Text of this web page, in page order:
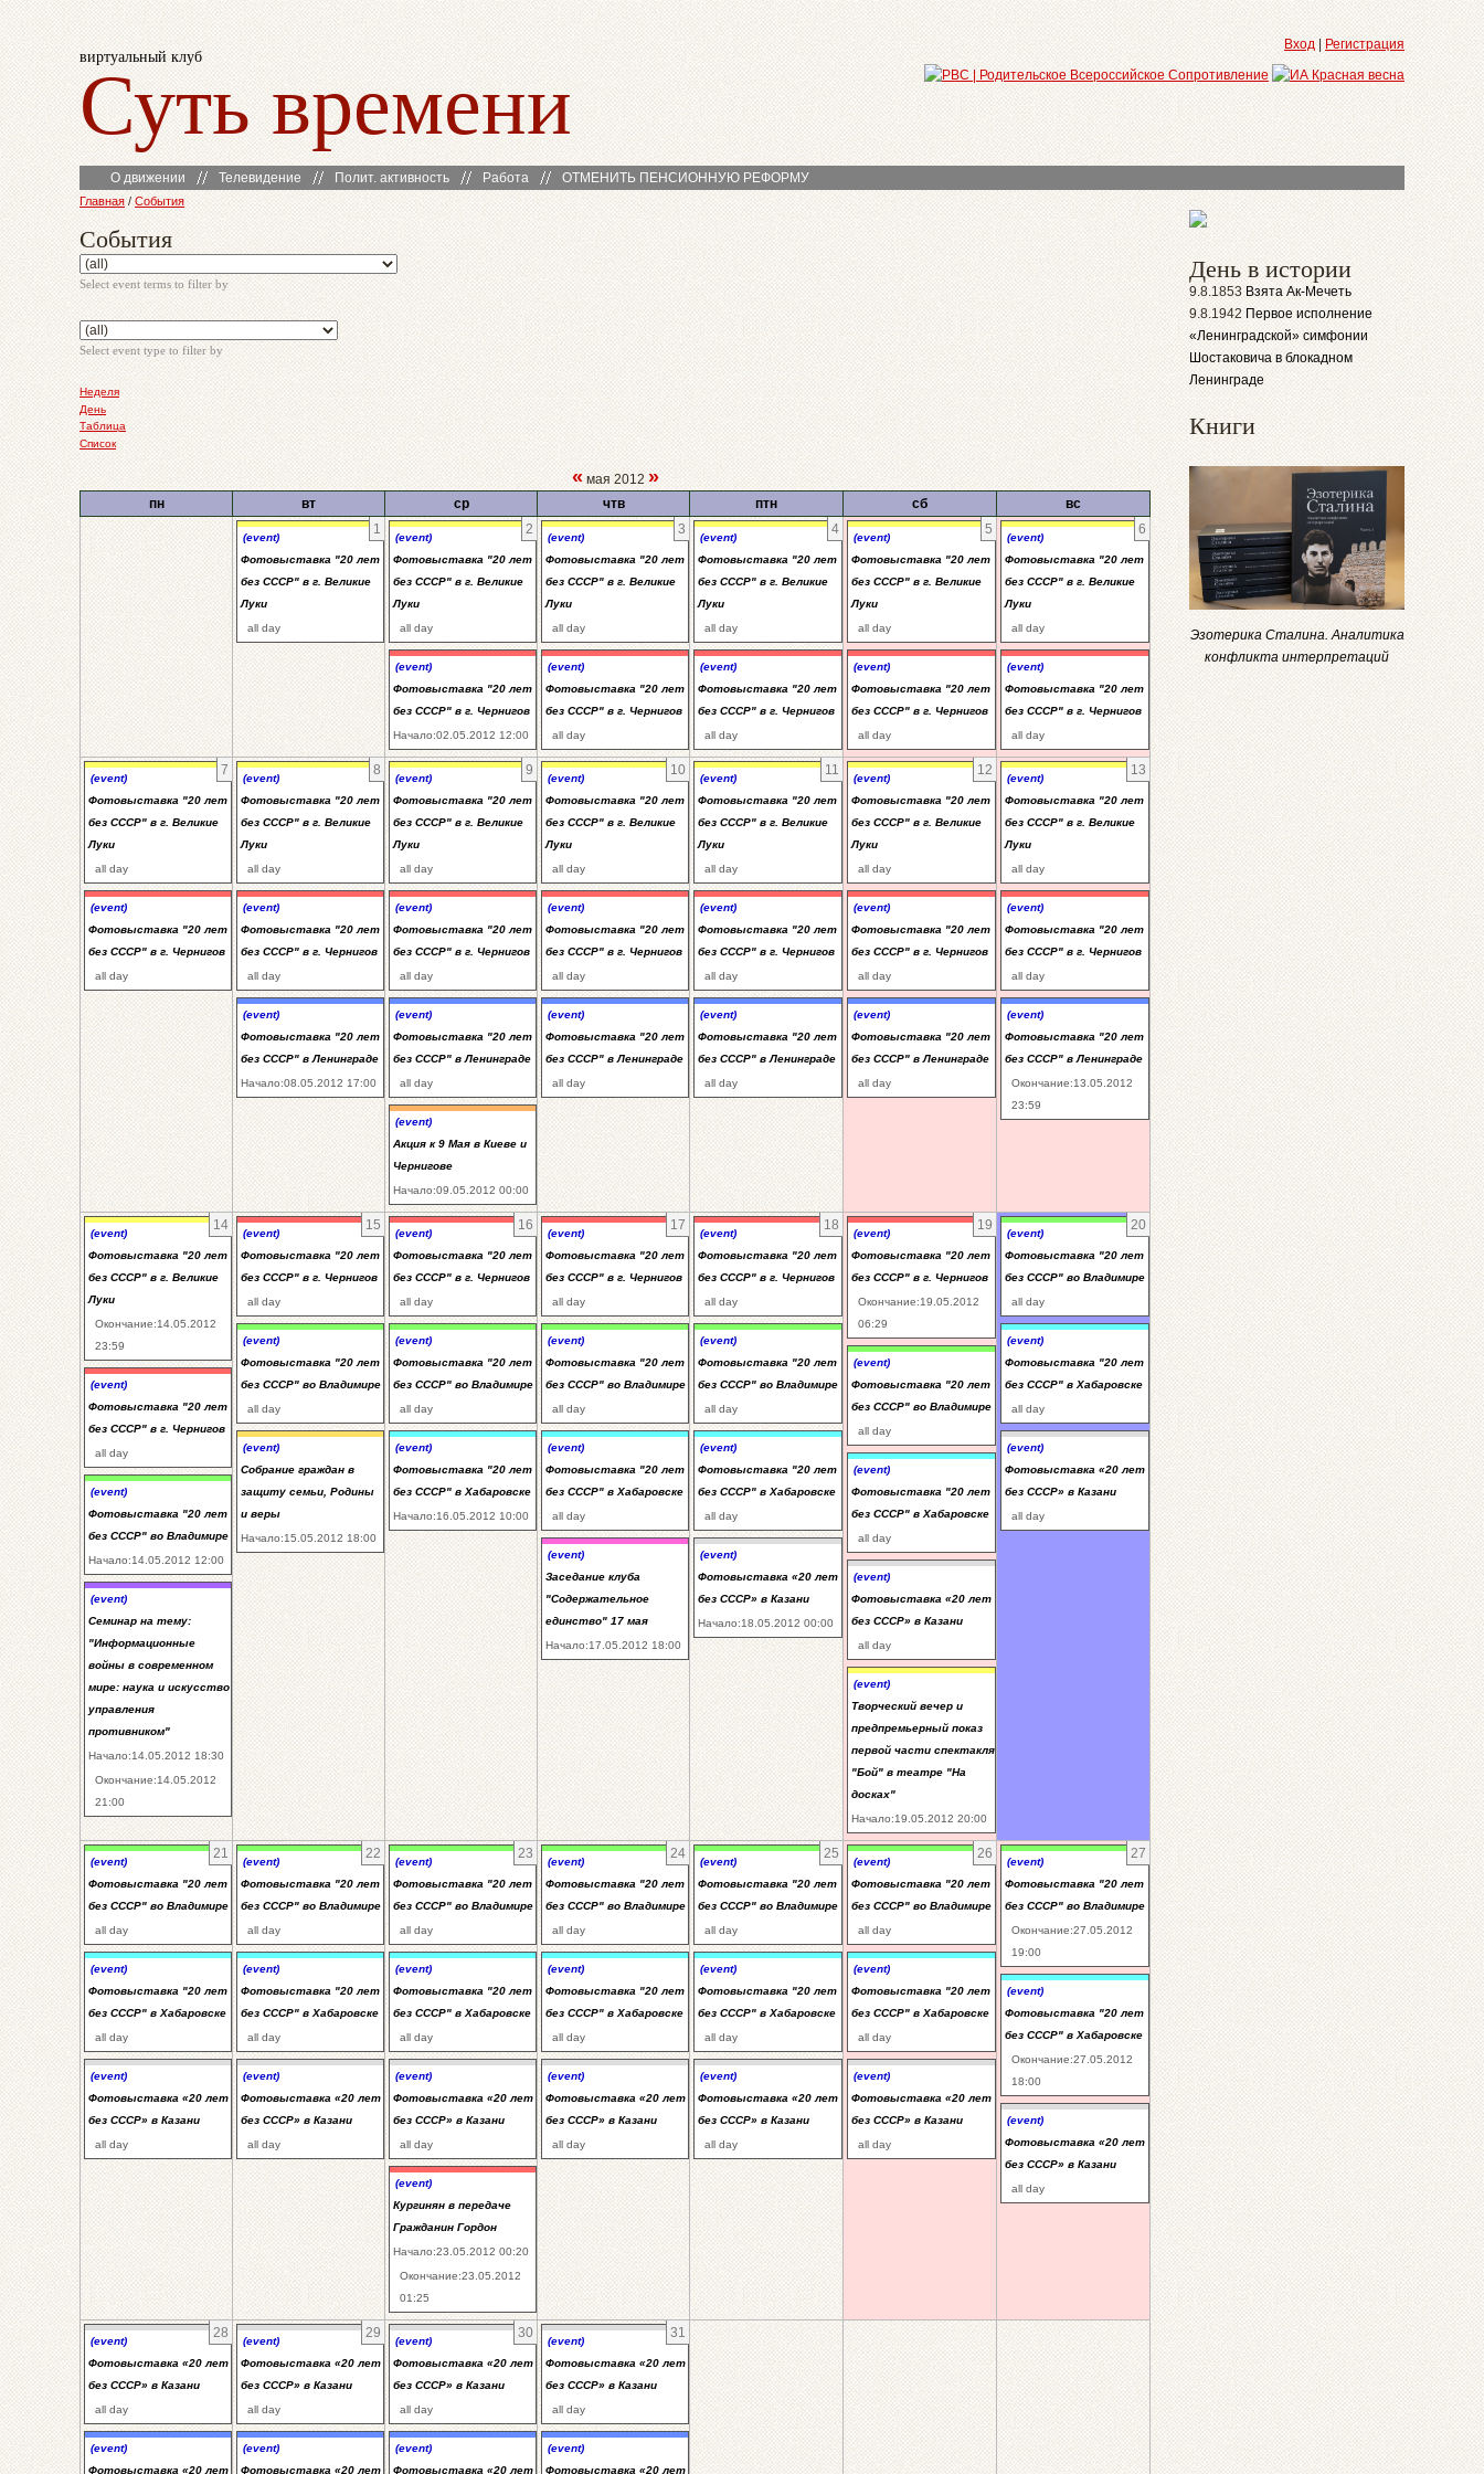
виртуальный клуб
Суть времени
Вход Регистрация
О движении Телевидение Полит. активность Работа ОТМЕНИТЬ ПЕНСИОННУЮ РЕФОРМУ
Главная / События
События
Select event terms to filter by
Select event type to filter by
Неделя
День
Таблица
Список
«мая 2012 »
пн вт ср чтв птн сб
вс
1
(event)
Фотовыставка "20 лет
без СССР" в г. Великие
Луки
all day
2
(event)
Фотовыставка "20 лет
без СССР" в г. Великие
Луки
all day
(event)
Фотовыставка "20 лет
без СССР" в г. Чернигов
Начало:02.05.2012 12:00
3
(event)
Фотовыставка "20 лет
без СССР" в г. Великие
Луки
all day
(event)
Фотовыставка "20 лет
без СССР" в г. Чернигов
all day
4
(event)
Фотовыставка "20 лет
без СССР" в г. Великие
Луки
all day
(event)
Фотовыставка "20 лет
без СССР" в г. Чернигов
all day
5
(event)
Фотовыставка "20 лет
без СССР" в г. Великие
Луки
all day
(event)
Фотовыставка "20 лет
без СССР" в г. Чернигов
all day
6
(event)
Фотовыставка "20 лет
без СССР" в г. Великие
Луки
all day
(event)
Фотовыставка "20 лет
без СССР" в г. Чернигов
all day
7
(event)
Фотовыставка "20 лет
без СССР" в г. Великие
Луки
all day
(event)
Фотовыставка "20 лет
без СССР" в г. Чернигов
all day
8
(event)
Фотовыставка "20 лет
без СССР" в г. Великие
Луки
all day
(event)
Фотовыставка "20 лет
без СССР" в г. Чернигов
all day
(event)
Фотовыставка "20 лет
без СССР" в Ленинграде
Начало:08.05.2012 17:00
9
(event)
Фотовыставка "20 лет
без СССР" в г. Великие
Луки
all day
(event)
Фотовыставка "20 лет
без СССР" в г. Чернигов
all day
(event)
Фотовыставка "20 лет
без СССР" в Ленинграде
all day
(event)
Акция к 9 Мая в Киеве и
Чернигове
Начало:09.05.2012 00:00
10
(event)
Фотовыставка "20 лет
без СССР" в г. Великие
Луки
all day
(event)
Фотовыставка "20 лет
без СССР" в г. Чернигов
all day
(event)
Фотовыставка "20 лет
без СССР" в Ленинграде
all day
11
(event)
Фотовыставка "20 лет
без СССР" в г. Великие
Луки
all day
(event)
Фотовыставка "20 лет
без СССР" в г. Чернигов
all day
(event)
Фотовыставка "20 лет
без СССР" в Ленинграде
all day
12
(event)
Фотовыставка "20 лет
без СССР" в г. Великие
Луки
all day
(event)
Фотовыставка "20 лет
без СССР" в г. Чернигов
all day
(event)
Фотовыставка "20 лет
без СССР" в Ленинграде
all day
13
(event)
Фотовыставка "20 лет
без СССР" в г. Великие
Луки
all day
(event)
Фотовыставка "20 лет
без СССР" в г. Чернигов
all day
(event)
Фотовыставка "20 лет
без СССР" в Ленинграде
Окончание:13.05.2012
23:59
14
(event)
Фотовыставка "20 лет
без СССР" в г. Великие
Луки
Окончание:14.05.2012
23:59
(event)
Фотовыставка "20 лет
без СССР" в г. Чернигов
all day
(event)
Фотовыставка "20 лет
без СССР" во Владимире
Начало:14.05.2012 12:00
(event)
Семинар на тему:
"Информационные
войны в современном
мире: наука и искусство
управления
противником"
Начало:14.05.2012 18:30
Окончание:14.05.2012
21:00
15
(event)
Фотовыставка "20 лет
без СССР" в г. Чернигов
all day
(event)
Фотовыставка "20 лет
без СССР" во Владимире
all day
(event)
Собрание граждан в
защиту семьи, Родины
и веры
Начало:15.05.2012 18:00
16
(event)
Фотовыставка "20 лет
без СССР" в г. Чернигов
all day
(event)
Фотовыставка "20 лет
без СССР" во Владимире
all day
(event)
Фотовыставка "20 лет
без СССР" в Хабаровске
Начало:16.05.2012 10:00
17
(event)
Фотовыставка "20 лет
без СССР" в г. Чернигов
all day
(event)
Фотовыставка "20 лет
без СССР" во Владимире
all day
(event)
Фотовыставка "20 лет
без СССР" в Хабаровске
all day
(event)
Заседание клуба
"Содержательное
единство" 17 мая
Начало:17.05.2012 18:00
18
(event)
Фотовыставка "20 лет
без СССР" в г. Чернигов
all day
(event)
Фотовыставка "20 лет
без СССР" во Владимире
all day
(event)
Фотовыставка "20 лет
без СССР" в Хабаровске
all day
(event)
Фотовыставка «20 лет
без СССР» в Казани
Начало:18.05.2012 00:00
19
(event)
Фотовыставка "20 лет
без СССР" в г. Чернигов
Окончание:19.05.2012
06:29
(event)
Фотовыставка "20 лет
без СССР" во Владимире
all day
(event)
Фотовыставка "20 лет
без СССР" в Хабаровске
all day
(event)
Фотовыставка «20 лет
без СССР» в Казани
all day
(event)
Творческий вечер и
предпремьерный показ
первой части спектакля
"Бой" в театре "На
досках"
Начало:19.05.2012 20:00
20
(event)
Фотовыставка "20 лет
без СССР" во Владимире
all day
(event)
Фотовыставка "20 лет
без СССР" в Хабаровске
all day
(event)
Фотовыставка «20 лет
без СССР» в Казани
all day
21
(event)
Фотовыставка "20 лет
без СССР" во Владимире
all day
(event)
Фотовыставка "20 лет
без СССР" в Хабаровске
all day
(event)
Фотовыставка «20 лет
без СССР» в Казани
all day
22
(event)
Фотовыставка "20 лет
без СССР" во Владимире
all day
(event)
Фотовыставка "20 лет
без СССР" в Хабаровске
all day
(event)
Фотовыставка «20 лет
без СССР» в Казани
all day
23
(event)
Фотовыставка "20 лет
без СССР" во Владимире
all day
(event)
Фотовыставка "20 лет
без СССР" в Хабаровске
all day
(event)
Фотовыставка «20 лет
без СССР» в Казани
all day
(event)
Кургинян в передаче
Гражданин Гордон
Начало:23.05.2012 00:20
Окончание:23.05.2012
01:25
24
(event)
Фотовыставка "20 лет
без СССР" во Владимире
all day
(event)
Фотовыставка "20 лет
без СССР" в Хабаровске
all day
(event)
Фотовыставка «20 лет
без СССР» в Казани
all day
25
(event)
Фотовыставка "20 лет
без СССР" во Владимире
all day
(event)
Фотовыставка "20 лет
без СССР" в Хабаровске
all day
(event)
Фотовыставка «20 лет
без СССР» в Казани
all day
26
(event)
Фотовыставка "20 лет
без СССР" во Владимире
all day
(event)
Фотовыставка "20 лет
без СССР" в Хабаровске
all day
(event)
Фотовыставка «20 лет
без СССР» в Казани
all day
27
(event)
Фотовыставка "20 лет
без СССР" во Владимире
Окончание:27.05.2012
19:00
(event)
Фотовыставка "20 лет
без СССР" в Хабаровске
Окончание:27.05.2012
18:00
(event)
Фотовыставка «20 лет
без СССР» в Казани
all day
28
(event)
Фотовыставка «20 лет
без СССР» в Казани
all day
(event)
Фотовыставка «20 лет
29
(event)
Фотовыставка «20 лет
без СССР» в Казани
all day
(event)
Фотовыставка «20 лет
30
(event)
Фотовыставка «20 лет
без СССР» в Казани
all day
(event)
Фотовыставка «20 лет
31
(event)
Фотовыставка «20 лет
без СССР» в Казани
all day
(event)
Фотовыставка «20 лет
День в истории
9.8.1853 Взята Ак-Мечеть
9.8.1942 Первое исполнение
«Ленинградской» симфонии
Шостаковича в блокадном
Ленинграде
Книги
Эзотерика Сталина. Аналитика
конфликта интерпретаций